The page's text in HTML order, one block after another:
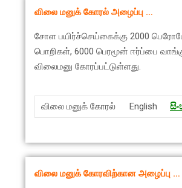
விலை மனுக் கோரல் அழைப்பு …
சோள பயிர்ச்செய்கைக்கு 2000
பொறிகள், 6000 பெரமூன் ஈர்ப்பை
விலைமனு கோரப்பட்டுள்ளது.
விலை மனுக் கோரல் English
விலை மனுக் கோரவிற்கான அழைப்பு …